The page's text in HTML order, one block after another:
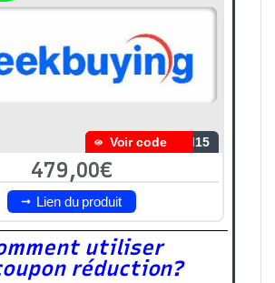
Voir code M15
479,00€
Lien du produit
utiliser
réduction?